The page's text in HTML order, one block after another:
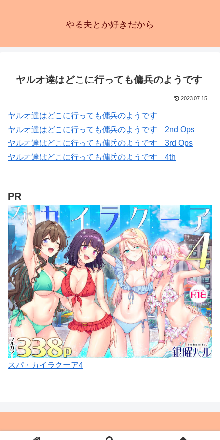
やる夫とか好きだから
ヤルオ達はどこに行っても傭兵のようです
2023.07.15
ヤルオ達はどこに行っても傭兵のようです
ヤルオ達はどこに行っても傭兵のようです 2nd Ops
ヤルオ達はどこに行っても傭兵のようです 3rd Ops
ヤルオ達はどこに行っても傭兵のようです 4th
PR
スパ・カイラクーア4